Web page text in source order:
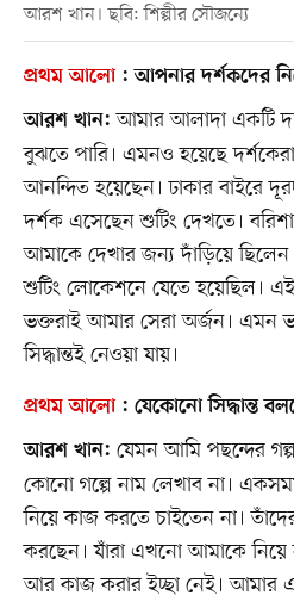
আরশ খান। ছবি: শিল্পীর সৌজন্যে
প্রথম আলো:আপনার দর্শকদের
আরশ খান:আমার আলাদা একটি
বুঝতে পারি। এমনও হয়েছে
আনন্দিত হয়েছেন। ঢাকার বাইরে
দর্শক এসেছেন শুটিং দেখতে।
আমাকে দেখার জন্য দাঁড়িয়ে
শুটিং লোকেশনে যেতে হয়েছিল।
ভক্তরাই আমার সেরা অর্জন। এমন
সিদ্ধান্তই নেওয়া যায়।
প্রথম আলো: যেকোনো সিদ্ধান্ত
আরশ খান: যেমন আমি পছন্দের
কোনো গল্পে নাম লেখাব না।
নিয়ে কাজ করতে চাইতেন না।
করছেন। যাঁরা এখনো আমাকে নিয়ে
আর কাজ করার ইচ্ছা নেই। আমার